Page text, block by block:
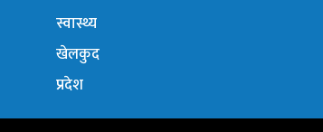
स्वास्थ्य
खेलकुद
प्रदेश